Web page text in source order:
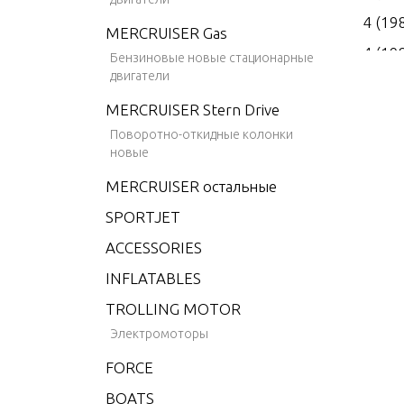
MERCRUISER Gas
Бензиновые новые стационарные
двигатели
MERCRUISER Stern Drive
Поворотно-откидные колонки
новые
MERCRUISER остальные
SPORTJET
ACCESSORIES
INFLATABLES
TROLLING MOTOR
Электромоторы
FORCE
BOATS
4
4